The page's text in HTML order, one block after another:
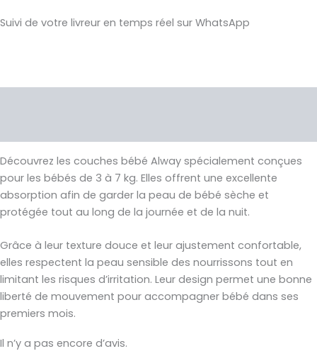
Suivi de votre livreur en temps réel sur WhatsApp
Découvrez les couches bébé Alway spécialement conçues
pour les bébés de 3 à 7 kg. Elles offrent une excellente
absorption afin de garder la peau de bébé sèche et
protégée tout au long de la journée et de la nuit.
Grâce à leur texture douce et leur ajustement confortable,
elles respectent la peau sensible des nourrissons tout en
limitant les risques d’irritation. Leur design permet une bonne
liberté de mouvement pour accompagner bébé dans ses
premiers mois.
Il n’y a pas encore d’avis.